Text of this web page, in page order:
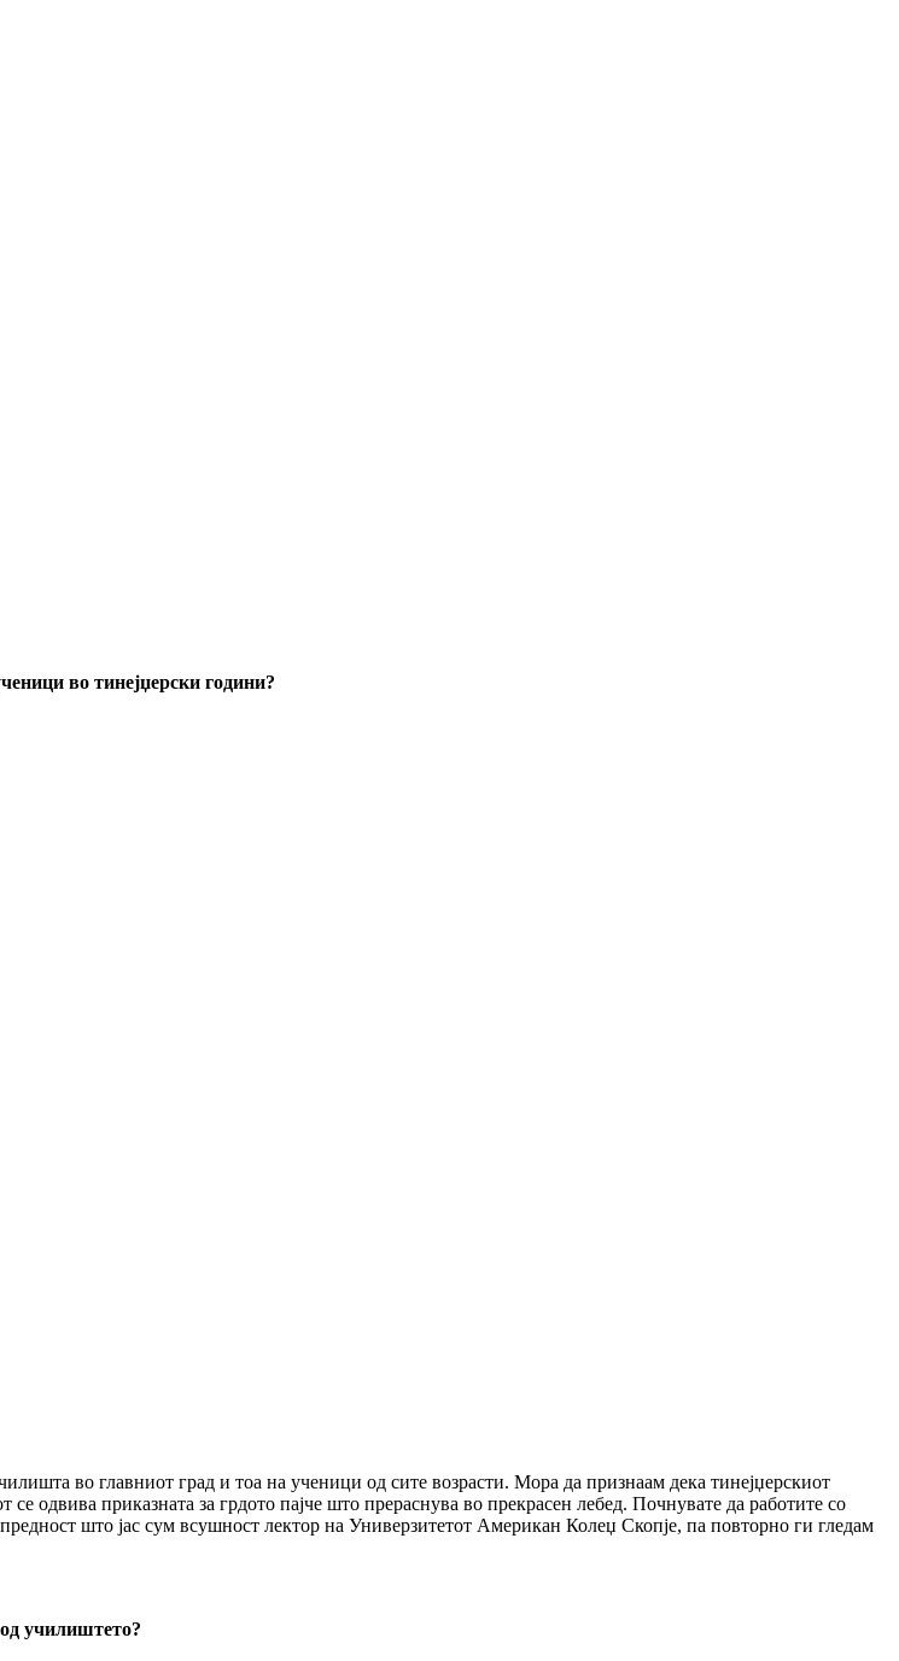
во тинејџерски години?
во главниот град и тоа на ученици од сите возрасти. Мора да признаам дека тинејџерскиот
одвива приказната за грдото пајче што прераснува во прекрасен лебед. Почнувате да работите со
што јас сум всушност лектор на Универзитетот Американ Колеџ Скопје, па повторно ги гледам
училиштето?